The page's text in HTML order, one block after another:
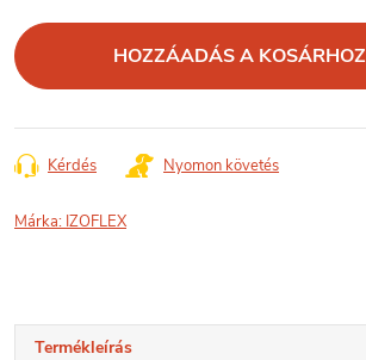
HOZZÁADÁS A KOSÁRHOZ
Kérdés Nyomon követés
Márka: IZOFLEX
Termékleírás